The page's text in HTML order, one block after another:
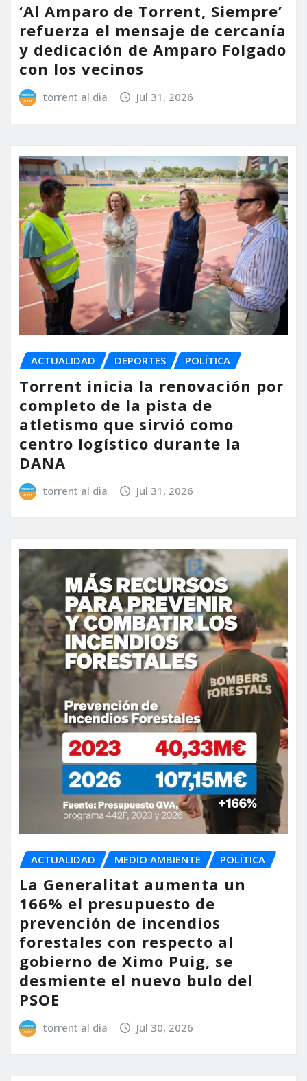
‘Al Amparo de Torrent, Siempre’
refuerza el mensaje de cercanía
y dedicación de Amparo Folgado
con los vecinos
torrent al dia Jul 31, 2026
ACTUALIDAD DEPORTES POLÍTICA
Torrent inicia la renovación por
completo de la pista de
atletismo que sirvió como
centro logístico durante la
DANA
torrent al dia Jul 31, 2026
ACTUALIDAD MEDIO AMBIENTE POLÍTICA
La Generalitat aumenta un
166% el presupuesto de
prevención de incendios
forestales con respecto al
gobierno de Ximo Puig, se
desmiente el nuevo bulo del
PSOE
torrent al dia Jul 30, 2026